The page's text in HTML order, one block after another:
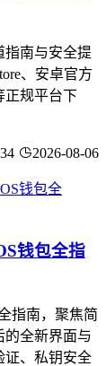
指南与安全提
、安卓官方
正规平台下
2026-08-06
钱包全指
指南，聚焦简
的全新界面与
证、私钥安全